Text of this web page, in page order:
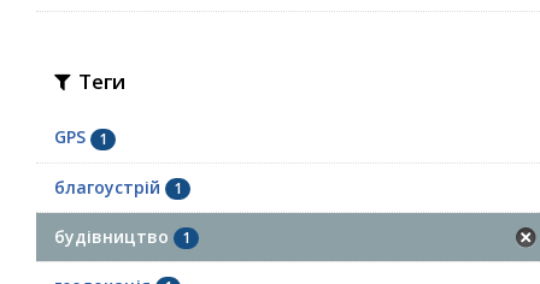
Теги
GPS 1
благоустрій 1
будівництво 1